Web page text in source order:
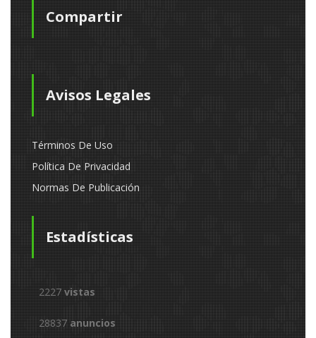
Compartir
Avisos Legales
Términos De Uso
Política De Privacidad
Normas De Publicación
Estadísticas
2227 vistas
28837 anuncios